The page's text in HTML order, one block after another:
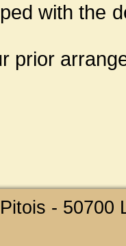
with the
prior
- 50700